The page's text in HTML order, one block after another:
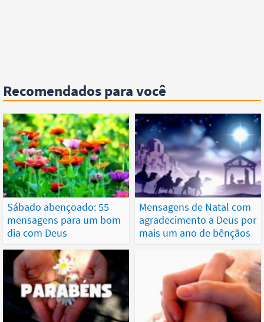
Recomendados para você
Sábado abençoado: 55
mensagens para um bom
dia com Deus
Mensagens de Natal com
agradecimento a Deus por
mais um ano de bênçãos